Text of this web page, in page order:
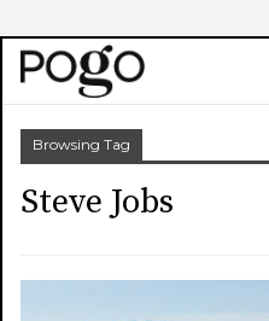
Browsing Tag
Steve Jobs